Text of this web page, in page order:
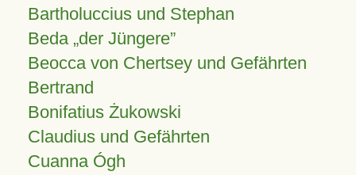
Bartholuccius und Stephan
Beda „der Jüngere”
Beocca von Chertsey und Gefährten
Bertrand
Bonifatius Żukowski
Claudius und Gefährten
Cuanna Ógh